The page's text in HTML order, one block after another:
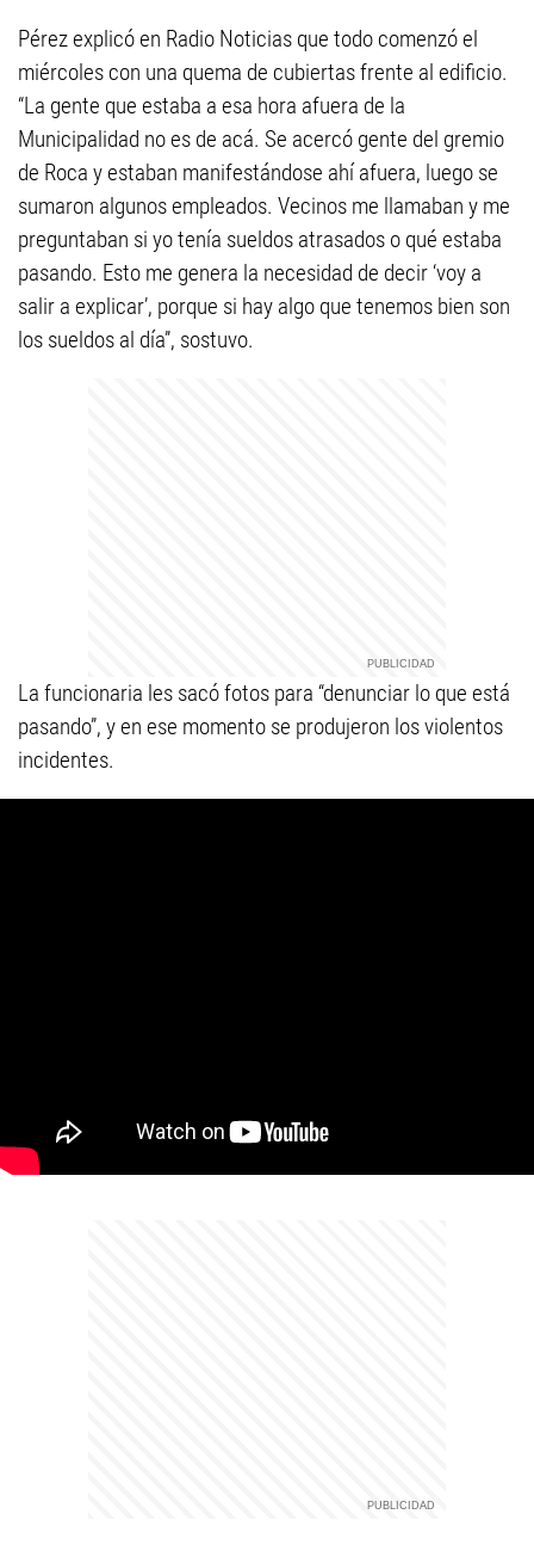
Pérez explicó en Radio Noticias que todo comenzó el
miércoles con una quema de cubiertas frente al edificio.
“La gente que estaba a esa hora afuera de la
Municipalidad no es de acá. Se acercó gente del gremio
de Roca y estaban manifestándose ahí afuera, luego se
sumaron algunos empleados. Vecinos me llamaban y me
preguntaban si yo tenía sueldos atrasados o qué estaba
pasando. Esto me genera la necesidad de decir ‘voy a
salir a explicar’, porque si hay algo que tenemos bien son
los sueldos al día”, sostuvo.
La funcionaria les sacó fotos para “denunciar lo que está
pasando”, y en ese momento se produjeron los violentos
incidentes.